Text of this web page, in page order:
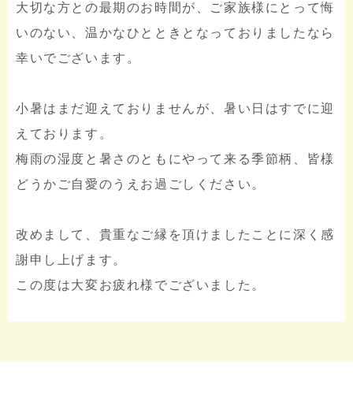
大切な方との最期のお時間が、ご家族様にとって悔
いのない、温かなひとときとなっておりましたなら
幸いでございます。
小暑はまだ迎えておりませんが、暑い日はすでに迎
えております。
梅雨の湿度と暑さのともにやって来る季節柄、皆様
どうかご自愛のうえお過ごしください。
改めまして、貴重なご縁を頂けましたことに深く感
謝申し上げます。
この度は大変お疲れ様でございました。